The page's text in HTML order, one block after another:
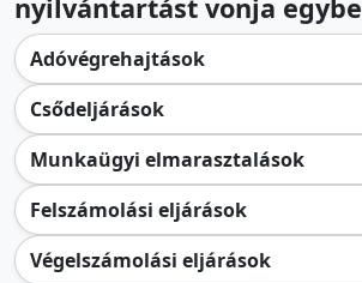
nyilvántartást vonja egybe
Adóvégrehajtások
Csődeljárások
Munkaügyi elmarasztalások
Felszámolási eljárások
Végelszámolási eljárások